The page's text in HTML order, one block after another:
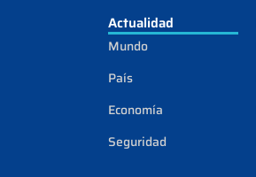
Actualidad
Mundo
País
Economía
Seguridad